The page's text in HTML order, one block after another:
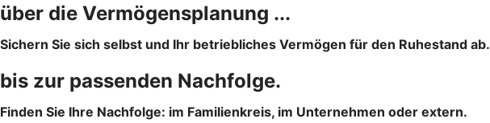
über die Vermögensplanung ...
Sichern Sie sich selbst und Ihr betriebliches Vermögen für den Ruhestand ab.
bis zur passenden Nachfolge.
Finden Sie Ihre Nachfolge: im Familienkreis, im Unternehmen oder extern.